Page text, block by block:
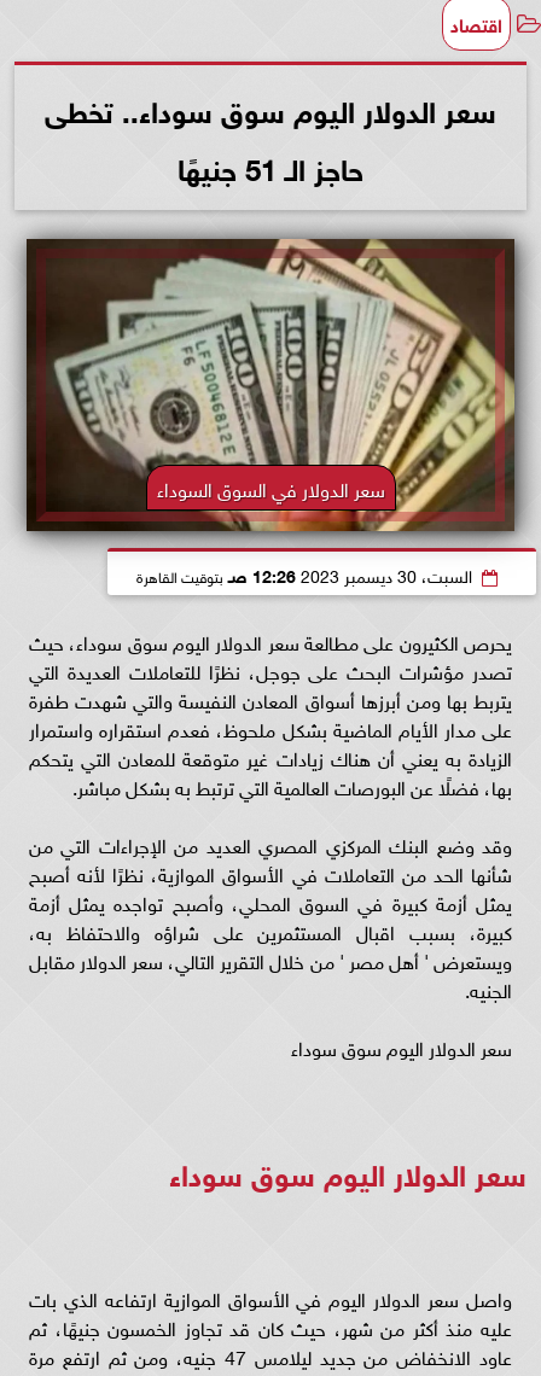
اقتصاد
سعر الدولار اليوم سوق سوداء.. تخطى
حاجز الـ 51 جنيهًا
سعر الدولار في السوق السوداء
السبت، 30 ديسمبر 2023 12:26 صـ بتوقيت القاهرة
يحرص الكثيرون على مطالعة سعر الدولار اليوم سوق سوداء، حيث
تصدر مؤشرات البحث على جوجل، نظرًا للتعاملات العديدة التي
يتربط بها ومن أبرزها أسواق المعادن النفيسة والتي شهدت طفرة
على مدار الأيام الماضية بشكل ملحوظ، فعدم استقراره واستمرار
الزيادة به يعني أن هناك زيادات غير متوقعة للمعادن التي يتحكم
بها، فضلًا عن البورصات العالمية التي ترتبط به بشكل مباشر.
وقد وضع البنك المركزي المصري العديد من الإجراءات التي من
شأنها الحد من التعاملات في الأسواق الموازية، نظرًا لأنه أصبح
يمثل أزمة كبيرة في السوق المحلي، وأصبح تواجده يمثل أزمة
كبيرة، بسبب اقبال المستثمرين على شراؤه والاحتفاظ به،
ويستعرض ' أهل مصر ' من خلال التقرير التالي، سعر الدولار مقابل
الجنيه.
سعر الدولار اليوم سوق سوداء
سعر الدولار اليوم سوق سوداء
واصل سعر الدولار اليوم في الأسواق الموازية ارتفاعه الذي بات
عليه منذ أكثر من شهر، حيث كان قد تجاوز الخمسون جنيهًا، ثم
عاود الانخفاض من جديد ليلامس 47 جنيه، ومن ثم ارتفع مرة